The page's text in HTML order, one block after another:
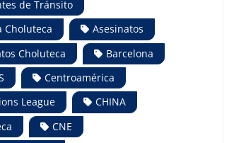
de Tránsito
Choluteca
Asesinatos
Choluteca
Barcelona
Centroamérica
League
CHINA
CNE